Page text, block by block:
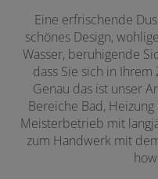
Eine erfrischende
schönes Design,
Wasser, beruhigende
dass Sie sich in
Genau das ist unser
Bereiche Bad,
Meisterbetrieb mit
zum Handwerk mit